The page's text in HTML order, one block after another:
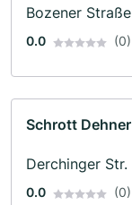
Bozener
0.0 (0)
Schrott
Derchinger
0.0 (0)